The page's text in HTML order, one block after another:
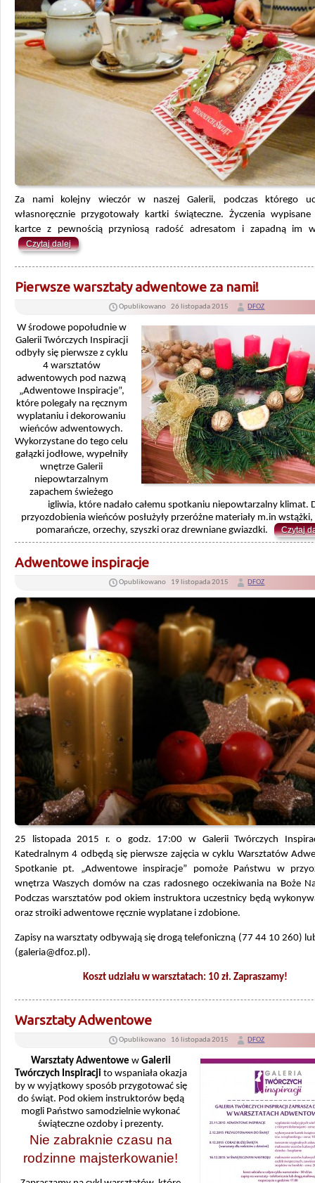
Za nami kolejny wieczór w naszej Galerii, podczas którego
własnoręcznie przygotowały kartki świąteczne. Życzenia
kartce z pewnością przyniosą radość adresatom i zapadną im
Czytaj dalej
Pierwsze warsztaty adwentowe za nami!
Opublikowano 26 listopada 2015 DFOZ
W środowe popołudnie w
Galerii Twórczych Inspiracji
odbyły się pierwsze z cyklu
4 warsztatów
adwentowych pod nazwą
„Adwentowe Inspiracje”,
które polegały na ręcznym
wyplataniu i dekorowaniu
wieńców adwentowych.
Wykorzystane do tego celu
gałązki jodłowe, wypełniły
wnętrze Galerii
niepowtarzalnym
zapachem świeżego
igliwia, które nadało całemu spotkaniu niepowtarzalny klimat.
przyozdobienia wieńców posłużyły przeróżne materiały m.in wstążki,
pomarańcze, orzechy, szyszki oraz drewniane gwiazdki.
Czytaj
Adwentowe inspiracje
Opublikowano 19 listopada 2015 DFOZ
25 listopada 2015 r. o godz. 17:00 w Galerii Twórczych
Katedralnym 4 odbędą się pierwsze zajęcia w cyklu Warsztatów
Spotkanie pt. „Adwentowe inspiracje” pomoże Państwu w
wnętrza Waszych domów na czas radosnego oczekiwania na Boże
Podczas warsztatów pod okiem instruktora uczestnicy będą
oraz stroiki adwentowe ręcznie wyplatane i zdobione.
Zapisy na warsztaty odbywają się drogą telefoniczną (77 44 10 260)
(galeria@dfoz.pl).
Koszt udziału w warsztatach: 10 zł. Zapraszamy!
Warsztaty Adwentowe
Opublikowano 16 listopada 2015 DFOZ
Warsztaty Adwentowe w Galerii
Twórczych Inspiracji to wspaniała okazja
by w wyjątkowy sposób przygotować się
do świąt. Pod okiem instruktorów będą
mogli Państwo samodzielnie wykonać
świąteczne ozdoby i prezenty.
Nie zabraknie czasu na
rodzinne majsterkowanie!